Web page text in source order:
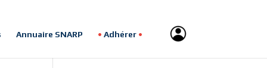
Annuaire SNARP Adhérer